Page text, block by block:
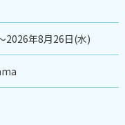
2026年8月26日(水)